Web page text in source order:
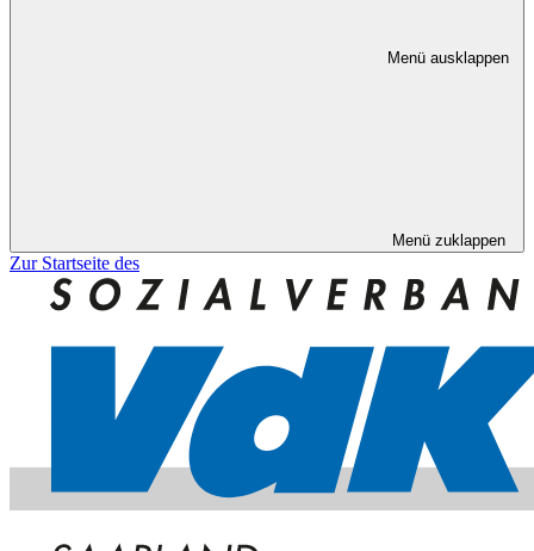
Menü ausklappen
Menü zuklappen
Zur Startseite des